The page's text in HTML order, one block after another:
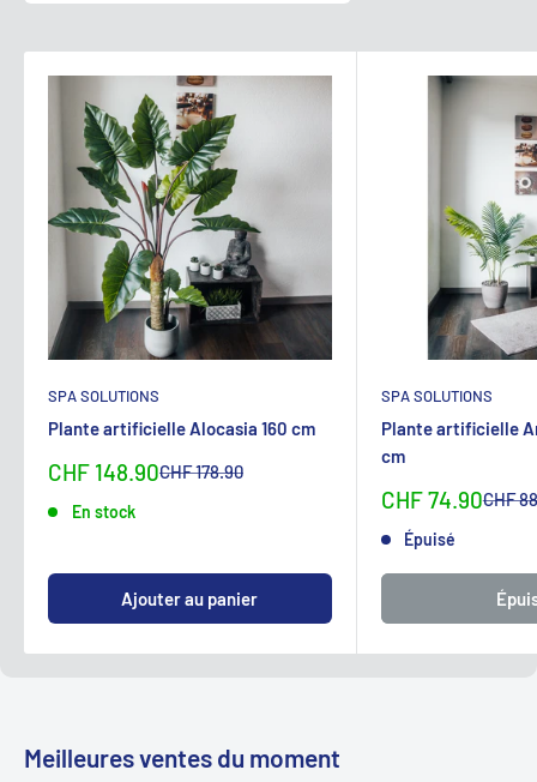
SPA SOLUTIONS
Plante artificielle Alocasia 160 cm
Sonderpreis
CHF 148.90Normalpreis
CHF 178.90
En stock
Ajouter au panier
SPA SOLUTIONS
Plante artificielle
cm
Sonderpreis
CHF 74.90CHF
Épuisé
Meilleures ventes du moment